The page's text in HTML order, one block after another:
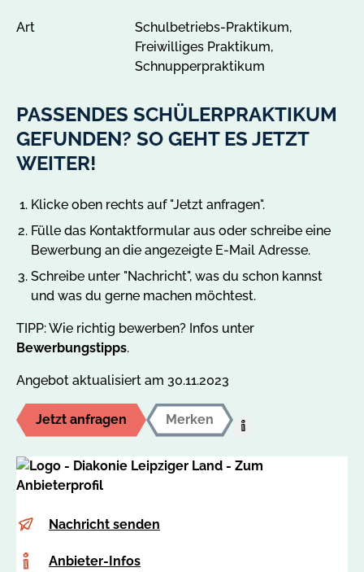
Art
Schulbetriebs-Praktikum,
Freiwilliges Praktikum,
Schnupperpraktikum
PASSENDES SCHÜLERPRAKTIKUM
GEFUNDEN? SO GEHT ES JETZT
WEITER!
Klicke oben rechts auf "Jetzt anfragen".
Fülle das Kontaktformular aus oder schreibe eine
Bewerbung an die angezeigte E-Mail Adresse.
Schreibe unter "Nachricht", was du schon kannst
und was du gerne machen möchtest.
TIPP: Wie richtig bewerben? Infos unter
Bewerbungstipps.
Angebot aktualisiert am 30.11.2023
Jetzt anfragen
Merken
c
r
Nachricht senden
Anbieter-
Anbieter-Infos